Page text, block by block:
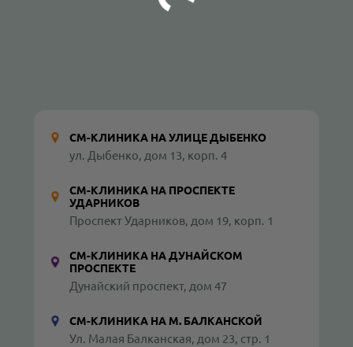
СМ-КЛИНИКА НА УЛИЦЕ ДЫБЕНКО
ул. Дыбенко, дом 13, корп. 4
СМ-КЛИНИКА НА ПРОСПЕКТЕ
УДАРНИКОВ
Проспект Ударников, дом 19, корп. 1
СМ-КЛИНИКА НА ДУНАЙСКОМ
ПРОСПЕКТЕ
Дунайский проспект, дом 47
СМ-КЛИНИКА НА М. БАЛКАНСКОЙ
Ул. Малая Балканская, дом 23, стр. 1